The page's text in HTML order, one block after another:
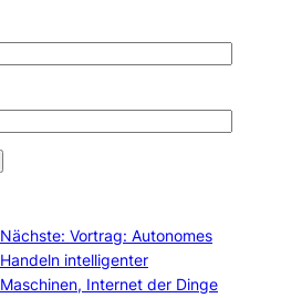
Nächste: Vortrag: Autonomes
Handeln intelligenter
Maschinen, Internet der Dinge